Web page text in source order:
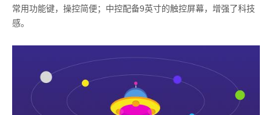
常用功能键，操控简便；中控配备9英寸的触控屏幕，增强了科技
感。